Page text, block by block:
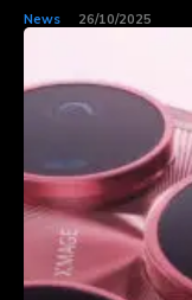
News 26/10/2025